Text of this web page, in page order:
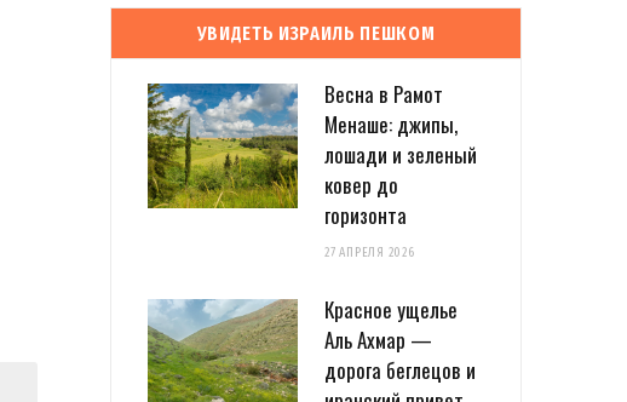
УВИДЕТЬ ИЗРАИЛЬ ПЕШКОМ
Весна в Рамот
Менаше: джипы,
лошади и зеленый
ковер до
горизонта
27 АПРЕЛЯ 2026
Красное ущелье
Аль Ахмар —
дорога беглецов и